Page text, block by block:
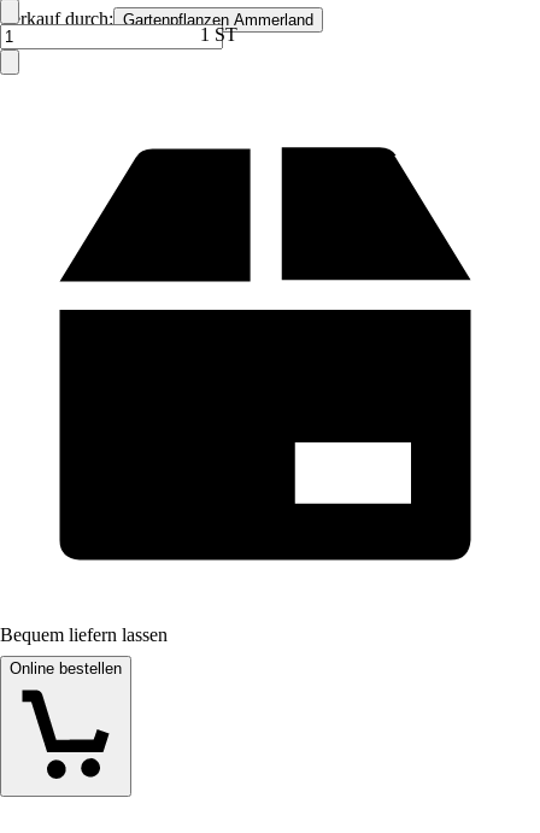
Verkauf durch: Gartenpflanzen Ammerland
1 ST
Bequem liefern lassen
Online bestellen